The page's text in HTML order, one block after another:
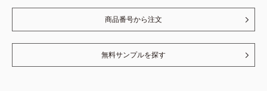
商品番号から注文
無料サンプルを探す